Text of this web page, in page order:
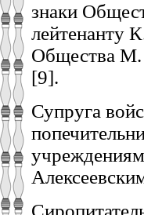
знаки
лейтенанту
Общества М.
[9].
Супруга